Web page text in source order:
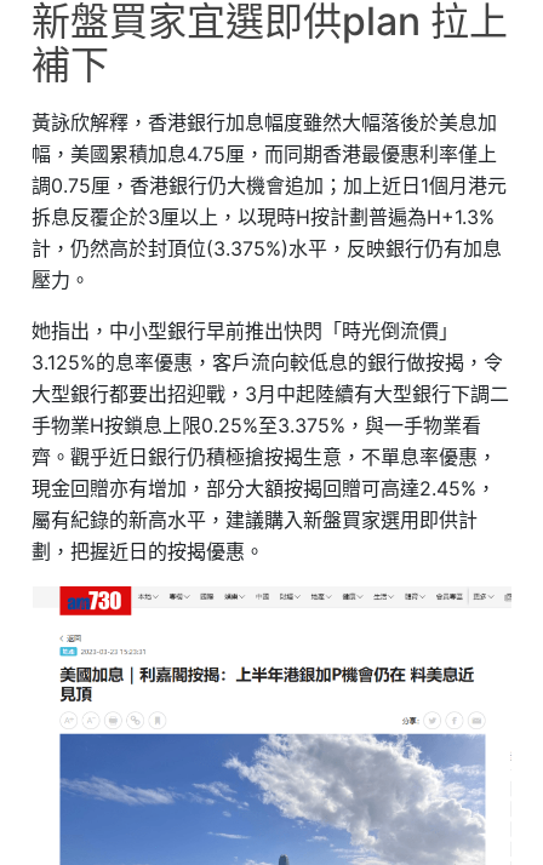
新盤買家宜選即供plan 拉上
補下
黃詠欣解釋，香港銀行加息幅度雖然大幅落後於美息加
幅，美國累積加息4.75厘，而同期香港最優惠利率僅上
調0.75厘，香港銀行仍大機會追加；加上近日1個月港元
拆息反覆企於3厘以上，以現時H按計劃普遍為H+1.3%
計，仍然高於封頂位(3.375%)水平，反映銀行仍有加息
壓力。
她指出，中小型銀行早前推出快閃「時光倒流價」
3.125%的息率優惠，客戶流向較低息的銀行做按揭，令
大型銀行都要出招迎戰，3月中起陸續有大型銀行下調二
手物業H按鎖息上限0.25%至3.375%，與一手物業看
齊。觀乎近日銀行仍積極搶按揭生意，不單息率優惠，
現金回贈亦有增加，部分大額按揭回贈可高達2.45%，
屬有紀錄的新高水平，建議購入新盤買家選用即供計
劃，把握近日的按揭優惠。